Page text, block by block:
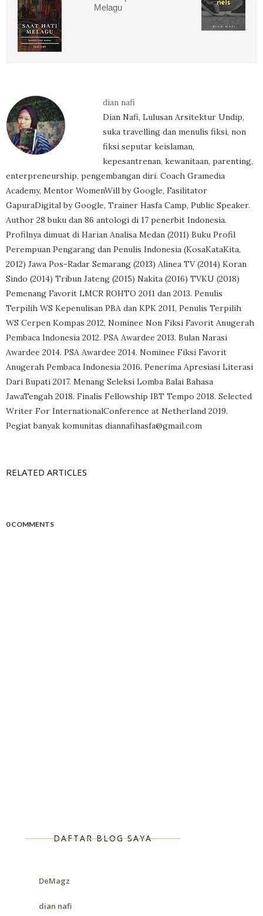
Melagu
dian nafi
Dian Nafi, Lulusan Arsitektur Undip,
suka travelling dan menulis fiksi, non
fiksi seputar keislaman,
kepesantrenan, kewanitaan, parenting,
enterpreneurship, pengembangan diri. Coach Gramedia
Academy, Mentor WomenWill by Google, Fasilitator
GapuraDigital by Google, Trainer Hasfa Camp, Public Speaker.
Author 28 buku dan 86 antologi di 17 penerbit Indonesia.
Profilnya dimuat di Harian Analisa Medan (2011) Buku Profil
Perempuan Pengarang dan Penulis Indonesia (KosaKataKita,
2012) Jawa Pos-Radar Semarang (2013) Alinea TV (2014) Koran
Sindo (2014) Tribun Jateng (2015) Nakita (2016) TVKU (2018)
Pemenang Favorit LMCR ROHTO 2011 dan 2013. Penulis
Terpilih WS Kepenulisan PBA dan KPK 2011, Penulis Terpilih
WS Cerpen Kompas 2012, Nominee Non Fiksi Favorit Anugerah
Pembaca Indonesia 2012. PSA Awardee 2013. Bulan Narasi
Awardee 2014. PSA Awardee 2014. Nominee Fiksi Favorit
Anugerah Pembaca Indonesia 2016. Penerima Apresiasi Literasi
Dari Bupati 2017. Menang Seleksi Lomba Balai Bahasa
JawaTengah 2018. Finalis Fellowship IBT Tempo 2018. Selected
Writer For InternationalConference at Netherland 2019.
Pegiat banyak komunitas diannafihasfa@gmail.com
RELATED ARTICLES
0 COMMENTS
DAFTAR BLOG SAYA
DeMagz
dian nafi